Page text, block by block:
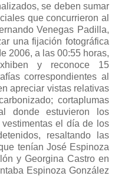
se deben sumar
que concurrieron al
Venegas Padilla,
una fijación fotográfica
2006, a las 00:55 horas,
y reconoce 15
correspondientes al
apreciar vistas relativas
cortaplumas
donde estuvieron los
el día de los
resaltando las
tenían José Espinoza
y Georgina Castro en
Espinoza González